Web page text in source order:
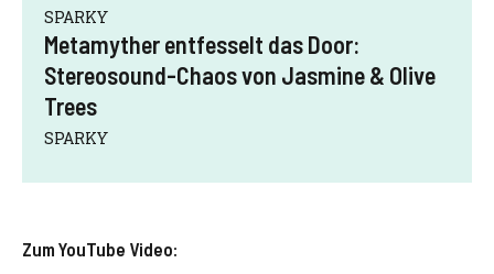
SPARKY
Metamyther entfesselt das Door:
Stereosound-Chaos von Jasmine & Olive
Trees
SPARKY
Zum YouTube Video: